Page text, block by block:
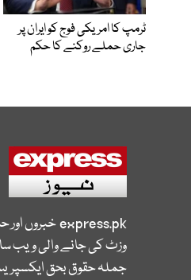
ٹرمپ کا امریکی فوج کو ایران پر
جاری حملے روکنے کا حکم
express.pkخبروں
وزٹ کی جانے والی ویب
جملہ حقوق بحق